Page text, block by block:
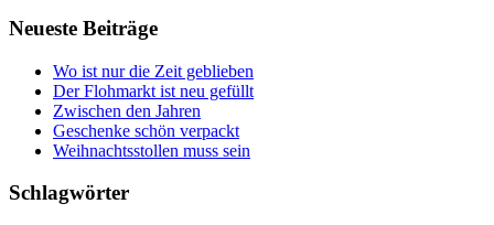
Neueste Beiträge
Wo ist nur die Zeit geblieben
Der Flohmarkt ist neu gefüllt
Zwischen den Jahren
Geschenke schön verpackt
Weihnachtsstollen muss sein
Schlagwörter